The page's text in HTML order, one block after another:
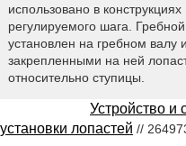
использовано в
регулируемого шага.
установлен на гребном валу
закрепленными на ней
относительно ступицы.
Устройство и
установки лопастей //